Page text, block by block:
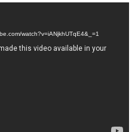
watch?v=iANjkhUTqE4&_=1